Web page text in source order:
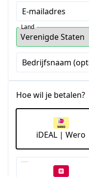
E-mailadres
Land
Bedrijfsnaam
Hoe wil je betalen?
iDEAL | Wero